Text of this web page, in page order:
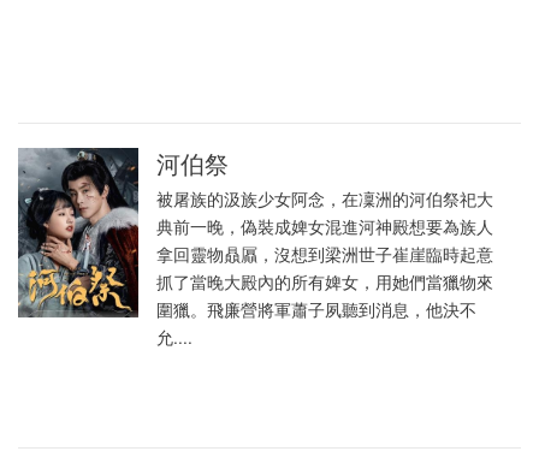
河伯祭
被屠族的汲族少女阿念，在凜洲的河伯祭祀大
典前一晚，偽裝成婢女混進河神殿想要為族人
拿回靈物贔屭，沒想到梁洲世子崔崖臨時起意
抓了當晚大殿內的所有婢女，用她們當獵物來
圍獵。飛廉營將軍蕭子夙聽到消息，他決不
允....